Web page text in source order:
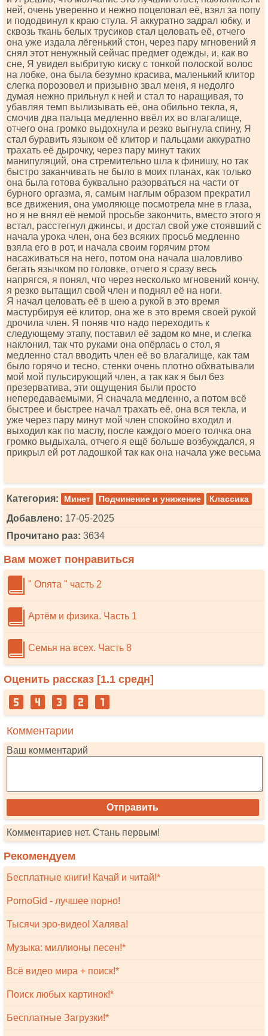
ней, очень уверенно и нежно поцеловал её, взял за попу
и пододвинул к краю стула. Я аккуратно задрал юбку, и
сквозь ткань белых трусиков стал целовать её, отчего
она уже издала лёгенький стон, через пару мгновений я
снял этот ненужный сейчас предмет одежды, и, как во
сне, Я увидел выбритую киску с тонкой полоской волос
на лобке, она была безумно красива, маленький клитор
слегка порозовел и призывно звал меня, я недолго
думая нежно прильнул к ней и стал то наращивая, то
убавляя темп вылизывать её, она обильно текла, я,
смочив два пальца медленно ввёл их во влагалище,
отчего она громко выдохнула и резко выгнула спину, Я
стал буравить языком её клитор и пальцами аккуратно
трахать её дырочку, через пару минут таких
манипуляций, она стремительно шла к финишу, но так
быстро заканчивать не было в моих планах, как только
она была готова буквально разорваться на части от
бурного оргазма, я, самым наглым образом прекратил
все движения, она умоляюще посмотрела мне в глаза,
но я не внял её немой просьбе закончить, вместо этого я
встал, расстегнул джинсы, и достал свой уже стоявший с
начала урока член, она без всяких просьб медленно
взяла его в рот, и начала своим горячим ртом
насаживаться на него, потом она начала шаловливо
бегать язычком по головке, отчего я сразу весь
напрягся, я понял, что через несколько мгновений кончу,
я резко вытащил свой член и поднял её на ноги.
Я начал целовать её в шею а рукой в это время
мастурбируя её клитор, она же в это время своей рукой
дрочила член. Я поняв что надо переходить к
следующему этапу, поставил её задом ко мне, и слегка
наклонил, так что руками она опёрлась о стол, я
медленно стал вводить член её во влагалище, как там
было горячо и тесно, стенки очень плотно обхватывали
мой мой пульсирующий член, а так как я был без
презерватива, эти ощущения были просто
непередаваемыми, Я сначала медленно, а потом всё
быстрее и быстрее начал трахать её, она вся текла, и
уже через пару минут мой член спокойно входил и
выходил как по маслу, после каждого моего толчка она
громко выдыхала, отчего я ещё больше возбуждался, я
прикрыл ей рот ладошкой так как она начала уже весьма
Категория: Минет Подчинение и унижение Классика
Добавлено: 17-05-2025
Прочитано раз: 3634
Вам может понравиться
" Опята " часть 2
Артём и физика. Часть 1
Семья на всех. Часть 8
Оценить рассказ [1.1 средн]
Комментарии
Ваш комментарий
Комментариев нет. Стань первым!
Рекомендуем
Бесплатные книги! Качай и читай!*
PornoGid - лучшее порно!
Тысячи эро-видео! Халява!
Музыка: миллионы песен!*
Всё видео мира + поиск!*
Поиск любых картинок!*
Бесплатные Загрузки!*